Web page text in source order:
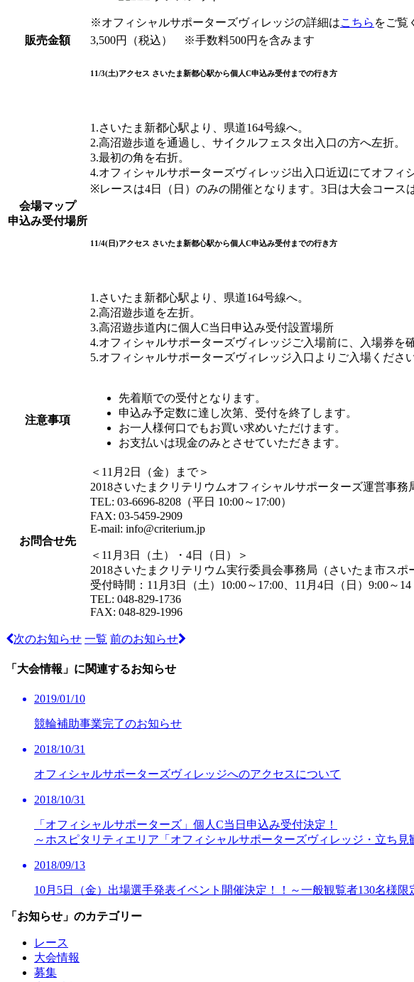
※オフィシャルサポーターズヴィレッジの詳細はこちら をご覧
販売金額
3,500円（税込） ※手数料500円を含みます
会場マップ
申込み受付場所
11/3(土)アクセス さいたま新都心駅から個人C申込み受付までの行き方
1.さいたま新都心駅より、県道164号線へ。
2.高沼遊歩道を通過し、サイクルフェスタ出入口の方へ左折。
3.最初の角を右折。
4.オフィシャルサポーターズヴィレッジ出入口近辺にてオフィ
※レースは4日（日）のみの開催となります。3日は大会コース
11/4(日)アクセス さいたま新都心駅から個人C申込み受付までの行き方
1.さいたま新都心駅より、県道164号線へ。
2.高沼遊歩道を左折。
3.高沼遊歩道内に個人C当日申込み受付設置場所
4.オフィシャルサポーターズヴィレッジご入場前に、入場券を
5.オフィシャルサポーターズヴィレッジ入口よりご入場ください
注意事項
先着順での受付となります。
申込み予定数に達し次第、受付を終了します。
お一人様何口でもお買い求めいただけます。
お支払いは現金のみとさせていただきます。
お問合せ先
＜11月2日（金）まで＞
2018さいたまクリテリウムオフィシャルサポーターズ運営事務
TEL: 03-6696-8208（平日 10:00～17:00）
FAX: 03-5459-2909
E-mail: info@criterium.jp
＜11月3日（土）・4日（日）＞
2018さいたまクリテリウム実行委員会事務局（さいたま市スポ
受付時間：11月3日（土）10:00～17:00、11月4日（日）9:00～14
TEL: 048-829-1736
FAX: 048-829-1996
次のお知らせ 一覧 前のお知らせ
「大会情報」に関連するお知らせ
2019/01/10
競輪補助事業完了のお知らせ
2018/10/31
オフィシャルサポーターズヴィレッジへのアクセスについて
2018/10/31
「オフィシャルサポーターズ」個人C当日申込み受付決定！
～ホスピタリティエリア「オフィシャルサポーターズヴィレッジ・立ち見
2018/09/13
10月5日（金）出場選手発表イベント開催決定！！～一般観覧者130名様限
「お知らせ」のカテゴリー
レース
大会情報
募集